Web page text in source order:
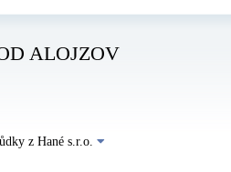
ALOJZOV
z Hané s.r.o.